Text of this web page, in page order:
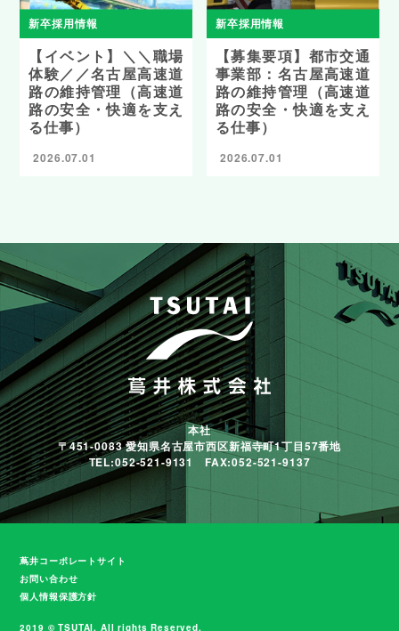
新卒採用情報
【イベント】＼＼職場
体験／／名古屋高速道
路の維持管理（高速道
路の安全・快適を支え
る仕事）
2026.07.01
新卒採用情報
【募集要項】都市交通
事業部：名古屋高速道
路の維持管理（高速道
路の安全・快適を支え
る仕事）
2026.07.01
本社
〒451-0083 愛知県名古屋市西区新福寺町1丁目57番地
TEL:052-521-9131 FAX:052-521-9137
蔦井コーポレートサイト
お問い合わせ
個人情報保護方針
2019 © TSUTAI. All rights Reserved.